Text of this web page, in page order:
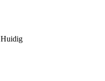
Huidig